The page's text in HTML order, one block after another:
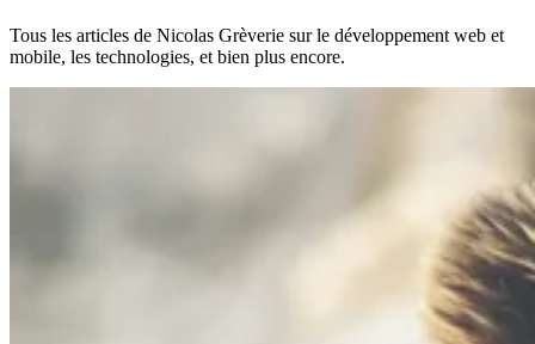
Tous les articles de Nicolas Grèverie sur le développement web et
mobile, les technologies, et bien plus encore.